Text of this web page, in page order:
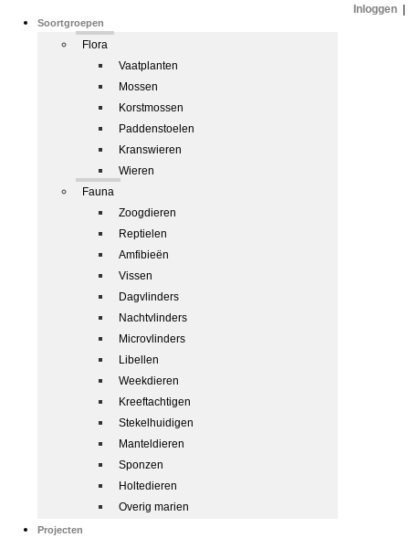
Soortgroepen
Flora
Vaatplanten
Mossen
Korstmossen
Paddenstoelen
Kranswieren
Wieren
Fauna
Zoogdieren
Reptielen
Amfibieën
Vissen
Dagvlinders
Nachtvlinders
Microvlinders
Libellen
Weekdieren
Kreeftachtigen
Stekelhuidigen
Manteldieren
Sponzen
Holtedieren
Overig marien
Projecten
Inloggen